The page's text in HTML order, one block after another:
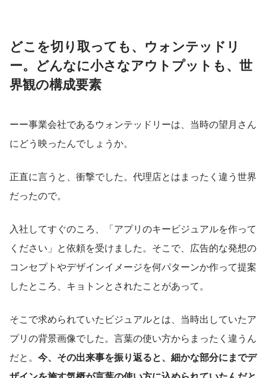
どこを切り取っても、ウォンテッドリ
ー。どんなに小さなアウトプットも、世
界観の構成要素
ーー事業会社であるウォンテッドリーは、当時の望月さん
にどう映ったんでしょうか。
正直に言うと、衝撃でした。代理店とはまったく違う世界
だったので。
入社してすぐのころ、「アプリのキービジュアルを作って
ください」と依頼を受けました。そこで、広告的な発想の
コンセプトやデザインイメージを何パターンか作って提案
したところ、キョトンとされたことがあって。
そこで求められていたビジュアルとは、当時出していたア
プリの背景画像でした。言葉の使い方からまったく違うん
だと。 今、その出来事を振り返ると、細かな部分にまでデ